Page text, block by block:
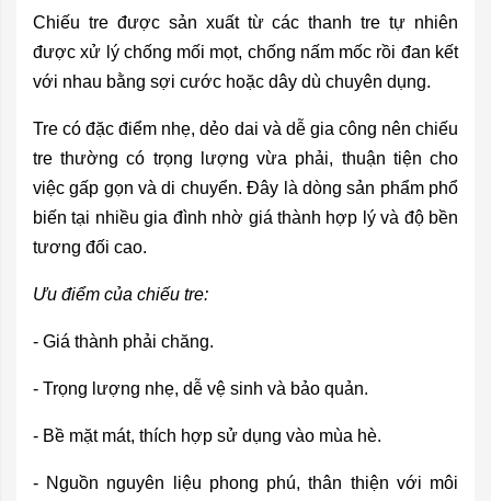
Chiếu tre được sản xuất từ các thanh tre tự nhiên
được xử lý chống mối mọt, chống nấm mốc rồi đan kết
với nhau bằng sợi cước hoặc dây dù chuyên dụng.
Tre có đặc điểm nhẹ, dẻo dai và dễ gia công nên chiếu
tre thường có trọng lượng vừa phải, thuận tiện cho
việc gấp gọn và di chuyển. Đây là dòng sản phẩm phổ
biến tại nhiều gia đình nhờ giá thành hợp lý và độ bền
tương đối cao.
Ưu điểm của chiếu tre:
- Giá thành phải chăng.
- Trọng lượng nhẹ, dễ vệ sinh và bảo quản.
- Bề mặt mát, thích hợp sử dụng vào mùa hè.
- Nguồn nguyên liệu phong phú, thân thiện với môi